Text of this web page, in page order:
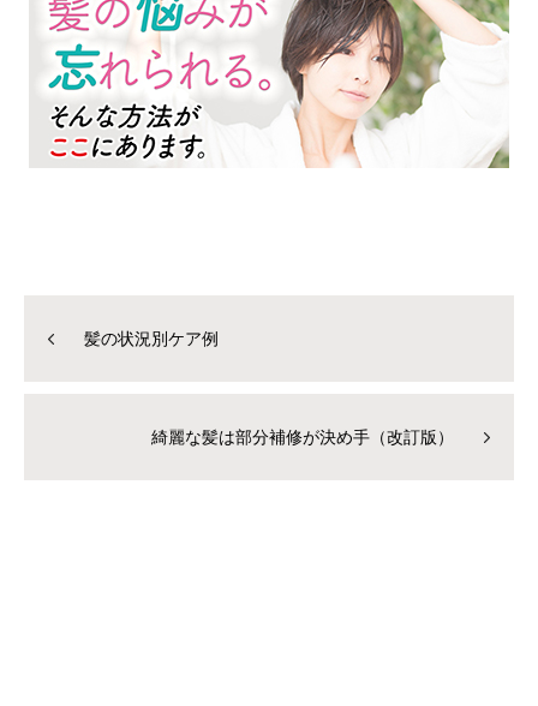
髪の状況別ケア例
綺麗な髪は部分補修が決め手（改訂版）